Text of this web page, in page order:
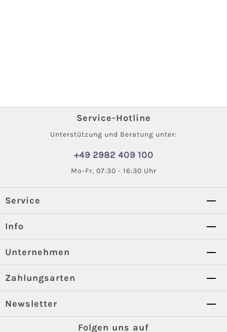
Service-Hotline
Unterstützung und Beratung unter:
+49 2982 409 100
Mo-Fr, 07:30 - 16:30 Uhr
Service
Info
Unternehmen
Zahlungsarten
Newsletter
Folgen uns auf